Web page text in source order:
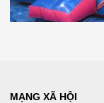
MẠNG XÃ HỘI